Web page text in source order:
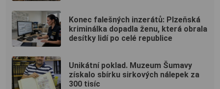
Konec falešných inzerátů: Plzeňská
kriminálka dopadla ženu, která obrala
desítky lidí po celé republice
Unikátní poklad. Muzeum Šumavy
získalo sbírku sirkových nálepek za
300 tisíc